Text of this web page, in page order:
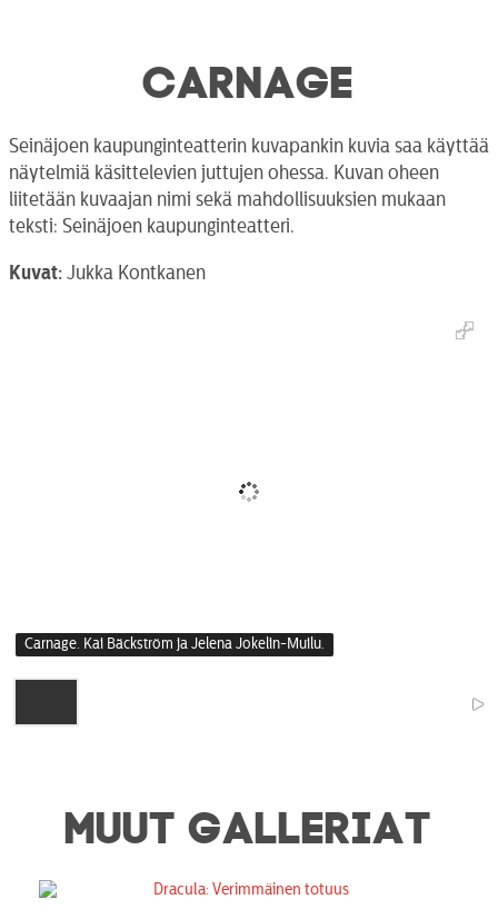
CARNAGE
Seinäjoen kaupunginteatterin kuvapankin kuvia saa käyttää
näytelmiä käsittelevien juttujen ohessa. Kuvan oheen
liitetään kuvaajan nimi sekä mahdollisuuksien mukaan
teksti: Seinäjoen kaupunginteatteri.
Kuvat: Jukka Kontkanen
Carnage. Kai Bäckström ja Jelena Jokelin-Muilu.
MUUT GALLERIAT